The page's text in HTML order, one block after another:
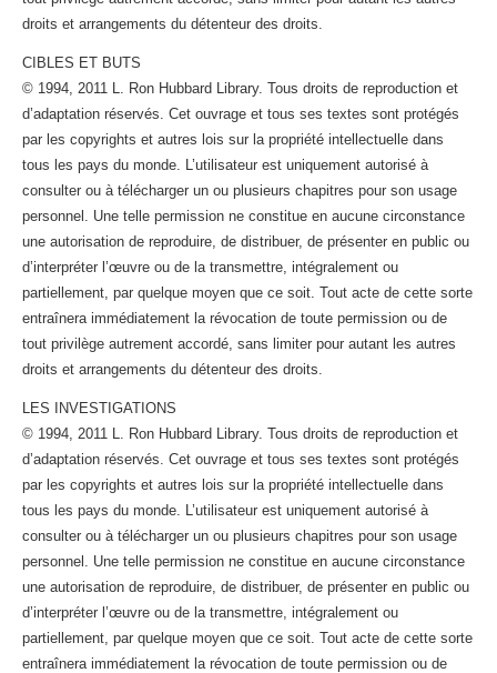
droits et arrangements du détenteur des droits.
CIBLES ET BUTS
© 1994, 2011 L. Ron Hubbard Library. Tous droits de reproduction et
d’adaptation réservés. Cet ouvrage et tous ses textes sont protégés
par les copyrights et autres lois sur la propriété intellectuelle dans
tous les pays du monde. L’utilisateur est uniquement autorisé à
consulter ou à télécharger un ou plusieurs chapitres pour son usage
personnel. Une telle permission ne constitue en aucune circonstance
une autorisation de reproduire, de distribuer, de présenter en public ou
d’interpréter l’œuvre ou de la transmettre, intégralement ou
partiellement, par quelque moyen que ce soit. Tout acte de cette sorte
entraînera immédiatement la révocation de toute permission ou de
tout privilège autrement accordé, sans limiter pour autant les autres
droits et arrangements du détenteur des droits.
LES INVESTIGATIONS
© 1994, 2011 L. Ron Hubbard Library. Tous droits de reproduction et
d’adaptation réservés. Cet ouvrage et tous ses textes sont protégés
par les copyrights et autres lois sur la propriété intellectuelle dans
tous les pays du monde. L’utilisateur est uniquement autorisé à
consulter ou à télécharger un ou plusieurs chapitres pour son usage
personnel. Une telle permission ne constitue en aucune circonstance
une autorisation de reproduire, de distribuer, de présenter en public ou
d’interpréter l’œuvre ou de la transmettre, intégralement ou
partiellement, par quelque moyen que ce soit. Tout acte de cette sorte
entraînera immédiatement la révocation de toute permission ou de